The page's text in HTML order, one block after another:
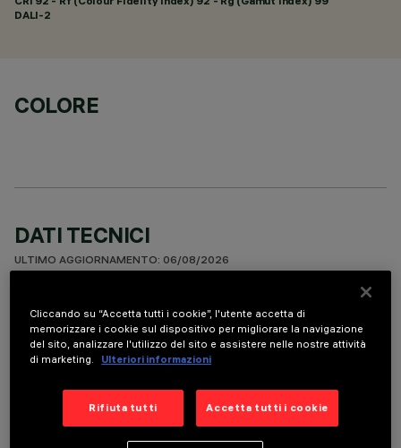
DALI-2
COLORE
DATI TECNICI
ULTIMO AGGIORNAMENTO: 06/08/2026
Apparecchio rettangolare ad incasso con sorgenti LED. Vano
strutturale in lamiera di acciaio sagomata con faldina
alta definizione in termoplastico metallizzato, integrate in
Cliccando su “Accetta tutti i cookie”, l'utente accetta di
memorizzare i cookie sul dispositivo per migliorare la navigazione
del sito, analizzare l'utilizzo del sito e assistere nelle nostre attività
di marketing.
Ulteriori informazioni
Rifiuta tutti Accetta tutti i cookie